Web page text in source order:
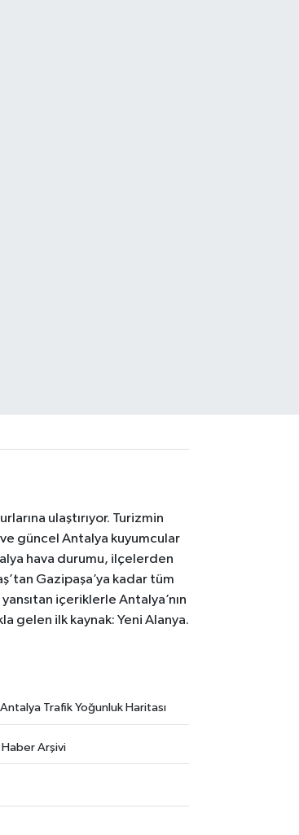
ulaştırıyor. Turizmin
güncel Antalya kuyumcular
hava durumu, ilçelerden
Gazipaşa’ya kadar tüm
içeriklerle Antalya’nın
gelen ilk kaynak: Yeni Alanya.
Antalya Trafik Yoğunluk Haritası
Haber Arşivi